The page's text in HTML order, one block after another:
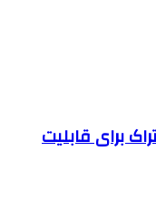
برای قابلیت